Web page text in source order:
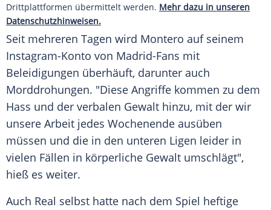
Drittplattformen übermittelt werden. Mehr dazu in unseren
Datenschutzhinweisen.
Seit mehreren Tagen wird Montero auf seinem
Instagram-Konto von Madrid-Fans mit
Beleidigungen überhäuft, darunter auch
Morddrohungen. "Diese Angriffe kommen zu dem
Hass und der verbalen Gewalt hinzu, mit der wir
unsere Arbeit jedes Wochenende ausüben
müssen und die in den unteren Ligen leider in
vielen Fällen in körperliche Gewalt umschlägt",
hieß es weiter.
Auch Real selbst hatte nach dem Spiel heftige